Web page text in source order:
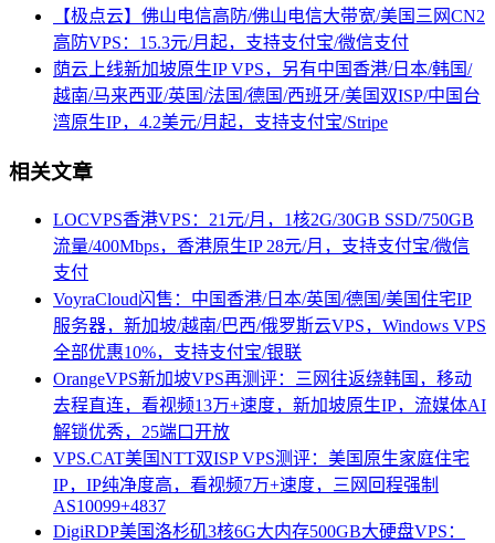
【极点云】佛山电信高防/佛山电信大带宽/美国三网CN2
高防VPS：15.3元/月起，支持支付宝/微信支付
荫云上线新加坡原生IP VPS，另有中国香港/日本/韩国/
越南/马来西亚/英国/法国/德国/西班牙/美国双ISP/中国台
湾原生IP，4.2美元/月起，支持支付宝/Stripe
相关文章
LOCVPS香港VPS：21元/月，1核2G/30GB SSD/750GB
流量/400Mbps，香港原生IP 28元/月，支持支付宝/微信
支付
VoyraCloud闪售：中国香港/日本/英国/德国/美国住宅IP
服务器，新加坡/越南/巴西/俄罗斯云VPS，Windows VPS
全部优惠10%，支持支付宝/银联
OrangeVPS新加坡VPS再测评：三网往返绕韩国，移动
去程直连，看视频13万+速度，新加坡原生IP，流媒体AI
解锁优秀，25端口开放
VPS.CAT美国NTT双ISP VPS测评：美国原生家庭住宅
IP，IP纯净度高，看视频7万+速度，三网回程强制
AS10099+4837
DigiRDP美国洛杉矶3核6G大内存500GB大硬盘VPS：